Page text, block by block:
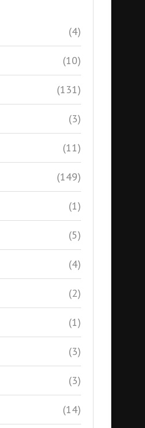
(4)
(10)
(131)
(3)
(11)
(149)
(1)
(5)
(4)
(2)
(1)
(3)
(3)
(14)